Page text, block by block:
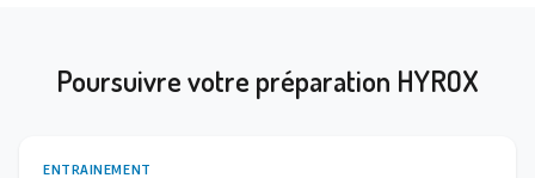
Poursuivre votre préparation HYROX
ENTRAINEMENT